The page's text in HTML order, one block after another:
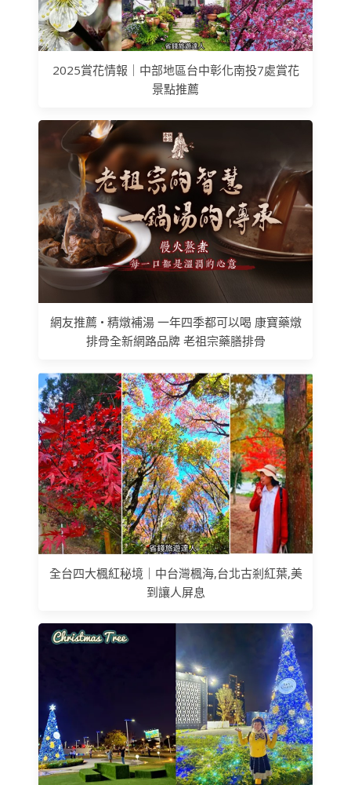
2025賞花情報｜中部地區台中彰化南投7處賞花
景點推薦
網友推薦 • 精燉補湯 一年四季都可以喝 康寶藥燉
排骨全新網路品牌 老祖宗藥膳排骨
全台四大楓紅秘境｜中台灣楓海,台北古剎紅葉,美
到讓人屏息